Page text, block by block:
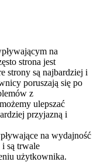
na
strona jest
strony są najbardziej i
poruszają się po
z
ulepszać
przyjazną i
na wydajność
i są trwale
użytkownika.